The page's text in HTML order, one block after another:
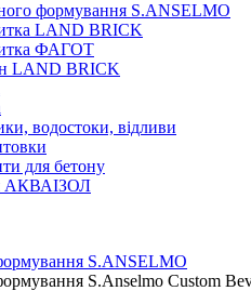
формування S.ANSELMO
LAND BRICK
ФАГОТ
LAND BRICK
водостоки, відливи
для бетону
АКВАІЗОЛ
S.ANSELMO
S.Anselmo Custom